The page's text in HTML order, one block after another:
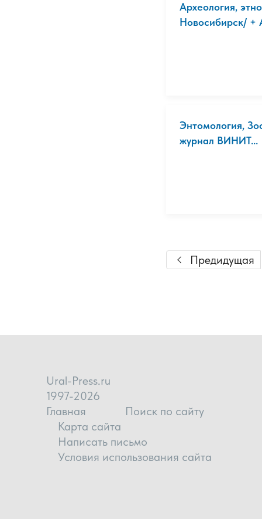
Археология,
Новосибирск/ +
Энтомология,
журнал ВИНИТ...
Предидущая
Ural-Press.ru
1997-2026
Главная
Поиск по сайту
Карта сайта
Написать письмо
Условия использования сайта